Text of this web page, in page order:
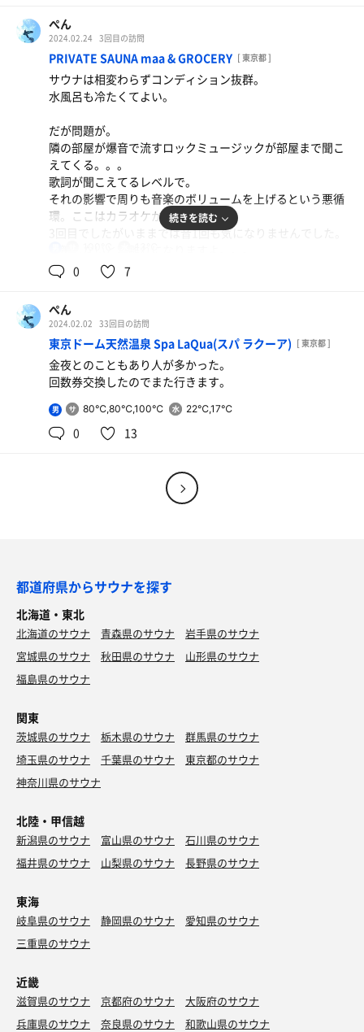
ぺん
2024.02.24 3回目の訪問
PRIVATE SAUNA maa & GROCERY [ 東京都 ]
サウナは相変わらずコンディション抜群。
水風呂も冷たくてよい。
だが問題が。
隣の部屋が爆音で流すロックミュージックが部屋まで聞こ
えてくる。。。
歌詞が聞こえてるレベルで。
それの影響で周りも音楽のボリュームを上げるという悪循
環。ここはカラオケか？と思った。
3回目でしたがいままでは音1回も気になりませんでした。
スタッフの清掃の音も結構部屋まで聞こえるので
個室なのに、、とおもっちゃいます。
外との寒暖差のせいかドライヤーするときに鏡が曇ったり
壁や床がややびしょびしょになるのもなんとかならないか
な。
回数券買うまでは行かないかな。
予約が結構空いてるので潰れないか心配です。
続きを読む
0 7
ぺん
2024.02.02 33回目の訪問
東京ドーム天然温泉 Spa LaQua(スパ ラクーア) [ 東京都 ]
金夜とのこともあり人が多かった。
回数券交換したのでまた行きます。
男 80℃,80℃,100℃ 22℃,17℃
0 13
都道府県からサウナを探す
北海道・東北
北海道のサウナ 青森県のサウナ
岩手県のサウナ
宮城県のサウナ
秋田県のサウナ
山形県のサウナ
福島県のサウナ
関東
茨城県のサウナ 栃木県のサウナ
群馬県のサウナ
埼玉県のサウナ
千葉県のサウナ
東京都のサウナ
神奈川県のサウナ
北陸・甲信越
新潟県のサウナ 富山県のサウナ
石川県のサウナ
福井県のサウナ
山梨県のサウナ 長野県のサウナ
東海
岐阜県のサウナ 静岡県のサウナ
愛知県のサウナ
三重県のサウナ
近畿
滋賀県のサウナ 京都府のサウナ
大阪府のサウナ
兵庫県のサウナ
奈良県のサウナ 和歌山県のサウナ